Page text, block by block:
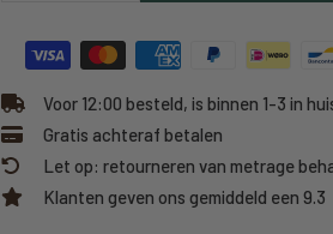
Voor 12:00 besteld, is binnen 1-3 in
Gratis achteraf betalen
Let op: retourneren van metrage
Klanten geven ons gemiddeld een 9.3